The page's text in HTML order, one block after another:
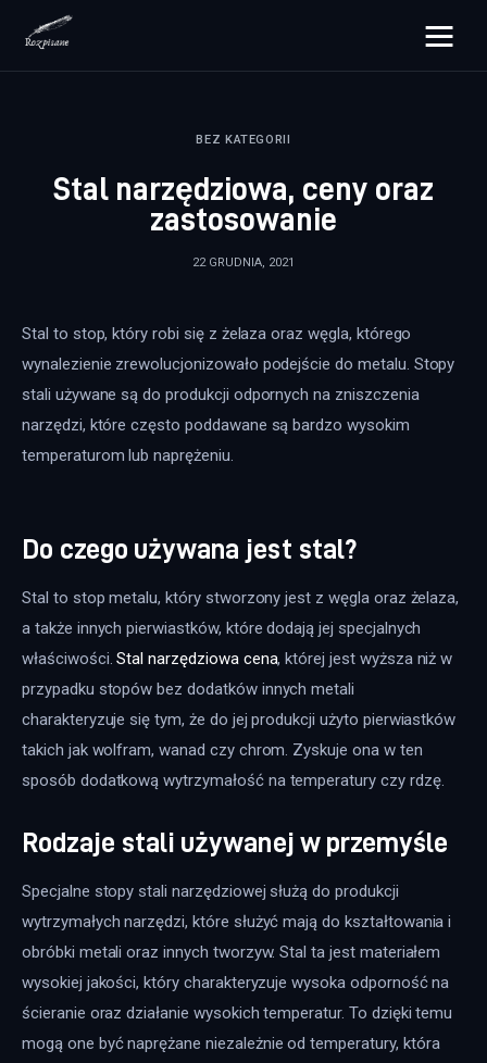
rozpisane.pl
Zdrowie
Więcej
BEZ KATEGORII
Stal narzędziowa, ceny oraz
zastosowanie
22 GRUDNIA, 2021
Stal to stop, który robi się z żelaza oraz węgla, którego
wynalezienie zrewolucjonizowało podejście do metalu. Stopy
stali używane są do produkcji odpornych na zniszczenia
narzędzi, które często poddawane są bardzo wysokim
temperaturom lub naprężeniu.
Do czego używana jest stal?
Stal to stop metalu, który stworzony jest z węgla oraz żelaza,
a także innych pierwiastków, które dodają jej specjalnych
właściwości. Stal narzędziowa cena, której jest wyższa niż w
przypadku stopów bez dodatków innych metali
charakteryzuje się tym, że do jej produkcji użyto pierwiastków
takich jak wolfram, wanad czy chrom. Zyskuje ona w ten
sposób dodatkową wytrzymałość na temperatury czy rdzę.
Rodzaje stali używanej w przemyśle
Specjalne stopy stali narzędziowej służą do produkcji
wytrzymałych narzędzi, które służyć mają do kształtowania i
obróbki metali oraz innych tworzyw. Stal ta jest materiałem
wysokiej jakości, który charakteryzuje wysoka odporność na
ścieranie oraz działanie wysokich temperatur. To dzięki temu
mogą one być naprężane niezależnie od temperatury, która